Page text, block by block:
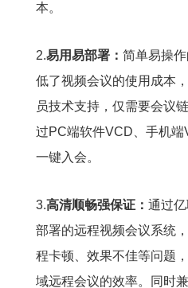
本。
2.易用易部署： 简单易操
低了视频会议的使用成本
员技术支持，仅需要会议
过PC端软件VCD、手机
一键入会。
3.高清顺畅强保证： 通过
部署的远程视频会议系统
程卡顿、效果不佳等问题
域远程会议的效率。同时